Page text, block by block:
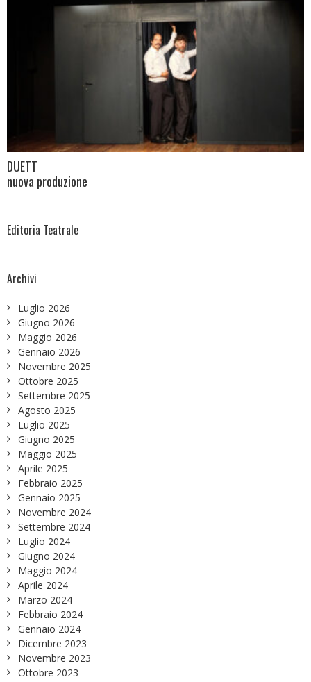
DUETT
nuova produzione
Editoria Teatrale
Archivi
Luglio 2026
Giugno 2026
Maggio 2026
Gennaio 2026
Novembre 2025
Ottobre 2025
Settembre 2025
Agosto 2025
Luglio 2025
Giugno 2025
Maggio 2025
Aprile 2025
Febbraio 2025
Gennaio 2025
Novembre 2024
Settembre 2024
Luglio 2024
Giugno 2024
Maggio 2024
Aprile 2024
Marzo 2024
Febbraio 2024
Gennaio 2024
Dicembre 2023
Novembre 2023
Ottobre 2023